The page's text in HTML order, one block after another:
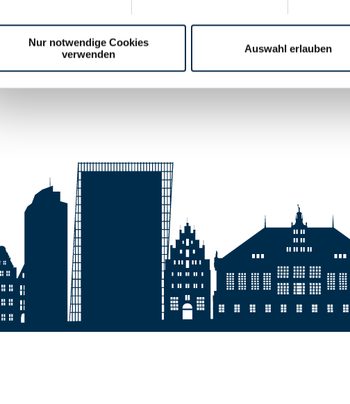
Nur notwendige Cookies
verwenden
Auswahl erlauben